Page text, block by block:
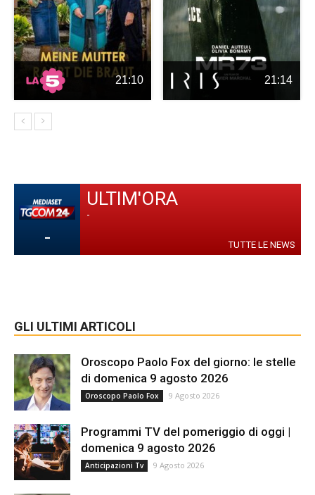
21:10 21:14
-
ULTIM'ORA
-
TUTTE LE NEWS
GLI ULTIMI ARTICOLI
Oroscopo Paolo Fox del giorno: le stelle
di domenica 9 agosto 2026
Oroscopo Paolo Fox 9 Agosto 2026
Programmi TV del pomeriggio di oggi |
domenica 9 agosto 2026
Anticipazioni Tv 9 Agosto 2026